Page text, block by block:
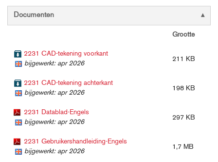
Documenten
Grootte
2231 CAD-tekening voorkant
bijgewerkt: apr 2026
211 KB
2231 CAD-tekening achterkant
bijgewerkt: apr 2026
198 KB
2231 Datablad-Engels
bijgewerkt: apr 2026
297 KB
2231 Gebruikershandleiding-Engels
bijgewerkt: apr 2026
1,7 MB